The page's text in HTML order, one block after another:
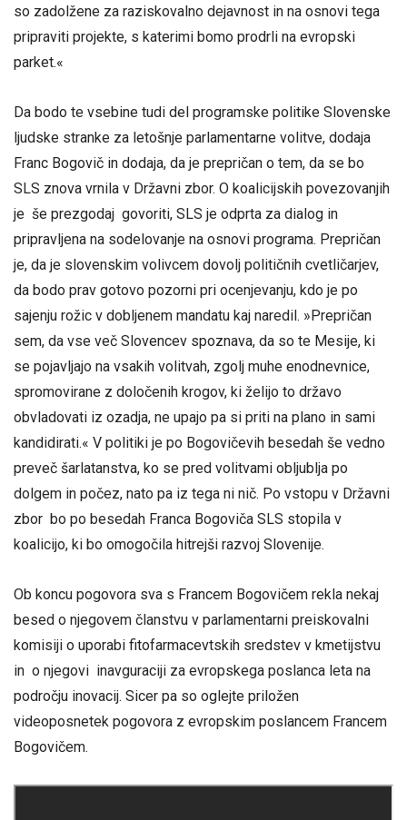
so zadolžene za raziskovalno dejavnost in na osnovi tega
pripraviti projekte, s katerimi bomo prodrli na evropski
parket.«
Da bodo te vsebine tudi del programske politike Slovenske
ljudske stranke za letošnje parlamentarne volitve, dodaja
Franc Bogovič in dodaja, da je prepričan o tem, da se bo
SLS znova vrnila v Državni zbor. O koalicijskih povezovanjih
je še prezgodaj govoriti, SLS je odprta za dialog in
pripravljena na sodelovanje na osnovi programa. Prepričan
je, da je slovenskim volivcem dovolj političnih cvetličarjev,
da bodo prav gotovo pozorni pri ocenjevanju, kdo je po
sajenju rožic v dobljenem mandatu kaj naredil. »Prepričan
sem, da vse več Slovencev spoznava, da so te Mesije, ki
se pojavljajo na vsakih volitvah, zgolj muhe enodnevnice,
spromovirane z določenih krogov, ki želijo to državo
obvladovati iz ozadja, ne upajo pa si priti na plano in sami
kandidirati.« V politiki je po Bogovičevih besedah še vedno
preveč šarlatanstva, ko se pred volitvami obljublja po
dolgem in počez, nato pa iz tega ni nič. Po vstopu v Državni
zbor bo po besedah Franca Bogoviča SLS stopila v
koalicijo, ki bo omogočila hitrejši razvoj Slovenije.
Ob koncu pogovora sva s Francem Bogovičem rekla nekaj
besed o njegovem članstvu v parlamentarni preiskovalni
komisiji o uporabi fitofarmacevtskih sredstev v kmetijstvu
in o njegovi inavguraciji za evropskega poslanca leta na
področju inovacij. Sicer pa so oglejte priložen
videoposnetek pogovora z evropskim poslancem Francem
Bogovičem.